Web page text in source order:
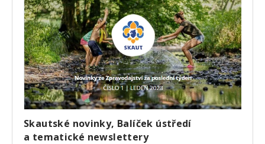
Skautské novinky, Balíček ústředí
a tematické newslettery